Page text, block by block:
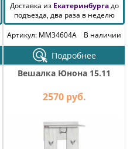
Доставка из Екатеринбургадо
подъезда, два раза в неделю
Артикул: MM34604A
В наличии
Подробнее
Вешалка Юнона 15.11
2570 руб.